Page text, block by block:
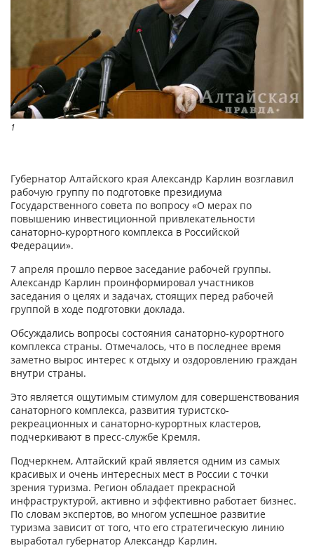
1
Губернатор Алтайского края Александр Карлин возглавил
рабочую группу по подготовке президиума
Государственного совета по вопросу «О мерах по
повышению инвестиционной привлекательности
санаторно-курортного комплекса в Российской
Федерации».
7 апреля прошло первое заседание рабочей группы.
Александр Карлин проинформировал участников
заседания о целях и задачах, стоящих перед рабочей
группой в ходе подготовки доклада.
Обсуждались вопросы состояния санаторно-курортного
комплекса страны. Отмечалось, что в последнее время
заметно вырос интерес к отдыху и оздоровлению граждан
внутри страны.
Это является ощутимым стимулом для совершенствования
санаторного комплекса, развития туристско-
рекреационных и санаторно-курортных кластеров,
подчеркивают в пресс-службе Кремля.
Подчеркнем, Алтайский край является одним из самых
красивых и очень интересных мест в России с точки
зрения туризма. Регион обладает прекрасной
инфраструктурой, активно и эффективно работает бизнес.
По словам экспертов, во многом успешное развитие
туризма зависит от того, что его стратегическую линию
выработал губернатор Александр Карлин.